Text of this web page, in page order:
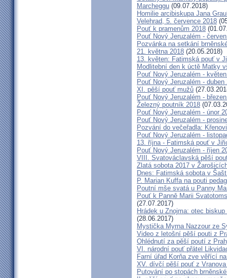
Marcheggu (09.07.2018)
Homilie arcibiskupa Jana
Velehrad, 5. července 2018
Pouť k pramenům 2018
Pouť Nový Jeruzalém -
Pozvánka na setkání
21. května 2018 (20.05.2018)
13. květen: Fatimská pouť v
Modlitební den k úctě Matky
Pouť Nový Jeruzalém -
Pouť Nový Jeruzalém - duben
XI. pěší pouť mužů
Pouť Nový Jeruzalém -
Železný poutník 2018
Pouť Nový Jeruzalém - únor
Pouť Nový Jeruzalém -
Pozvání do večeřadla:
Pouť Nový Jeruzalém -
13. října - Fatimská pouť v
Pouť Nový Jeruzalém - říjen
VIII. Svatováclavská pěší
Zlatá sobota 2017 v
Dnes: Fatimská sobota v
P. Marian Kuffa na pouti
Poutní mše svatá u Panny
Pouť k Panně Marii
(27.07.2017)
Hrádek u Znojma: otec
(28.06.2017)
Mystička Myrna Nazzour ze
Video z letošní pěší pouti z
Ohlédnutí za pěší poutí z
VI. národní pouť přátel
Farní úřad Korňa zve věřící
XV. dívčí pěší pouť z
Putování po stopách